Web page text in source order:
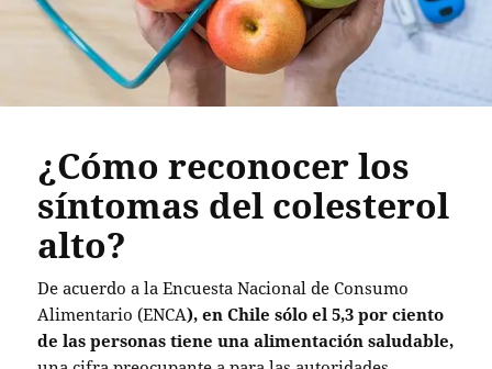
¿Cómo reconocer los
síntomas del colesterol
alto?
De acuerdo a la Encuesta Nacional de Consumo
Alimentario (ENCA), en Chile sólo el 5,3 por ciento
de las personas tiene una alimentación saludable,